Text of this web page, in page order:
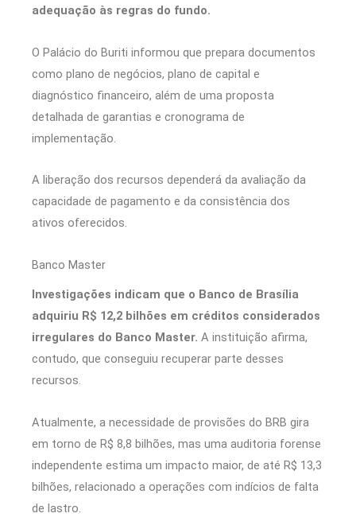
adequação às regras do fundo.
O Palácio do Buriti informou que prepara documentos
como plano de negócios, plano de capital e
diagnóstico financeiro, além de uma proposta
detalhada de garantias e cronograma de
implementação.
A liberação dos recursos dependerá da avaliação da
capacidade de pagamento e da consistência dos
ativos oferecidos.
Banco Master
Investigações indicam que o Banco de Brasília
adquiriu R$ 12,2 bilhões em créditos considerados
irregulares do Banco Master. A instituição afirma,
contudo, que conseguiu recuperar parte desses
recursos.
Atualmente, a necessidade de provisões do BRB gira
em torno de R$ 8,8 bilhões, mas uma auditoria forense
independente estima um impacto maior, de até R$ 13,3
bilhões, relacionado a operações com indícios de falta
de lastro.